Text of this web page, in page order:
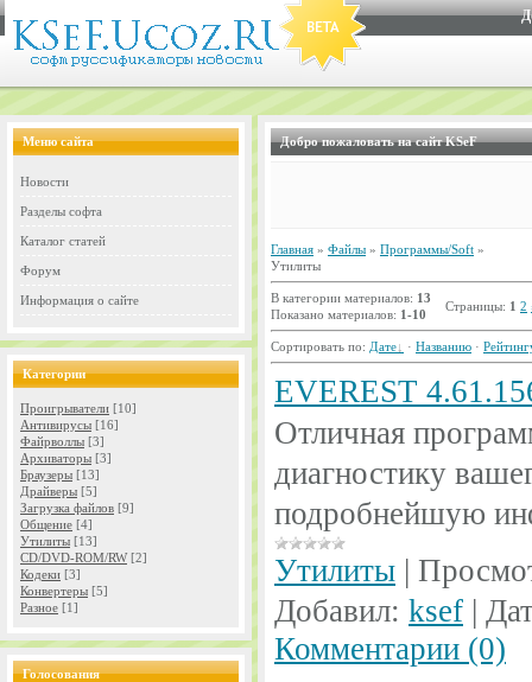
Меню сайта
Новости
Разделы софта
Каталог статей
Форум
Информация о сайте
Категории
Проигрыватели [10]
Антивирусы [16]
Файрволлы [3]
Архиваторы [3]
Браузеры [13]
Драйверы [5]
Загрузка файлов [9]
Общение [4]
Утилиты [13]
CD/DVD-ROM/RW [2]
Кодеки [3]
Конвертеры [5]
Разное [1]
Голосования
Добро пожаловать на сайт KSeF
Главная » Файлы » Программы/Soft »
Утилиты
В категории материалов: 13
Показано материалов: 1-10
Страницы: 1 2
Сортировать по: Дате · Названию ·
EVEREST
Отличная
диагностику
подробнейшую
Утилиты |
Добавил: ksef |
Комментарии (0)